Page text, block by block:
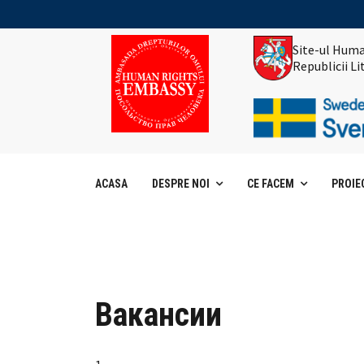
Site-ul
Republicii
ACASA DESPRE NOI CE FACEM
Вакансии